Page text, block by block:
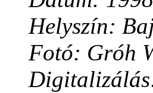
Helyszín:
Fotó: Gróh